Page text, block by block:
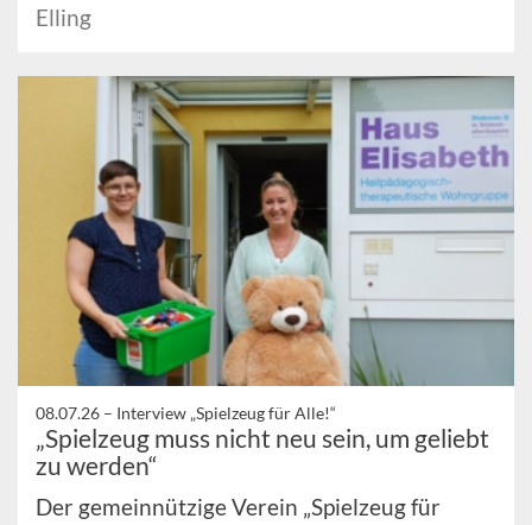
Elling
08.07.26 – Interview „Spielzeug für Alle!“
„Spielzeug muss nicht neu sein, um geliebt
zu werden“
Der gemeinnützige Verein „Spielzeug für